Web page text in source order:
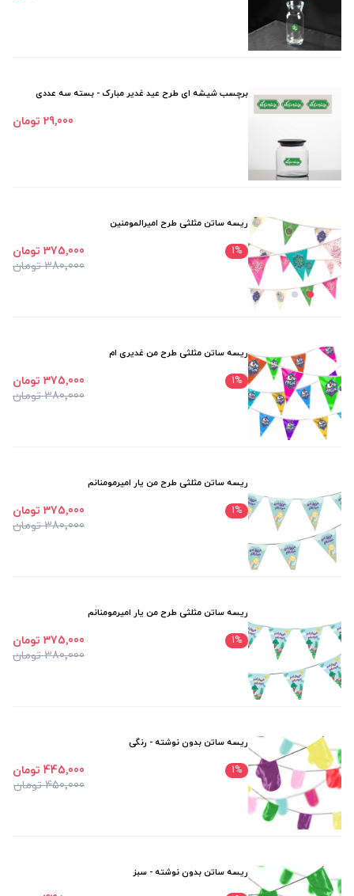
برچسب شیشه ای طرح عید غدیر مبارک - بسته سه عددی
29٬000 تومان
ریسه ساتن مثلثی طرح امیرالمومنین
1%
380٬000 تومان
375٬000 تومان
ریسه ساتن مثلثی طرح من غدیری ام
1%
380٬000 تومان
375٬000 تومان
ریسه ساتن مثلثی طرح من یار امیرمومنانم
1%
380٬000 تومان
375٬000 تومان
ریسه ساتن مثلثی طرح من یار امیرمومنانم
1%
380٬000 تومان
375٬000 تومان
ریسه ساتن بدون نوشته - رنگی
1%
450٬000 تومان
445٬000 تومان
ریسه ساتن بدون نوشته - سبز